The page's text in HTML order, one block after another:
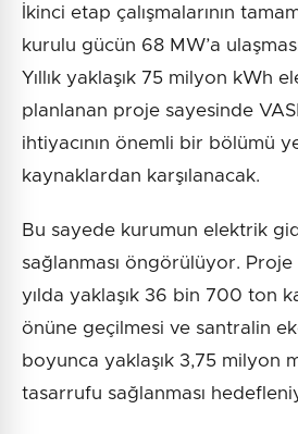
İkinci etap çalışmalarının
kurulu gücün 68 MW’a
Yıllık yaklaşık 75 milyon kWh
planlanan proje sayesinde
ihtiyacının önemli bir bölümü
kaynaklardan karşılanacak.
Bu sayede kurumun elektrik
sağlanması öngörülüyor. Proje
yılda yaklaşık 36 bin 700 ton
önüne geçilmesi ve santralin
boyunca yaklaşık 3,75 milyon
tasarrufu sağlanması